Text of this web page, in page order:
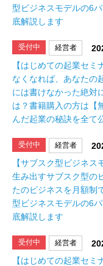
型ビジネスモデルの6
底解説します
受付中 経営者
【はじめての起業セ
なくなれば、あなたの
には書けなかった絶対
は？書籍購入の方は【
んだ起業の秘訣を全て
受付中 経営者
【サブスク型ビジネ
生み出すサブスク型の
たのビジネスを月額制
型ビジネスモデルの6
底解説します
受付中 経営者
【はじめての起業セ